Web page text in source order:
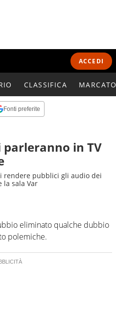
ACCEDI
CLASSIFICA
Fonti preferite
in TV
rendere pubblici gli audio dei
sala Var
eliminato qualche dubbio
polemiche.